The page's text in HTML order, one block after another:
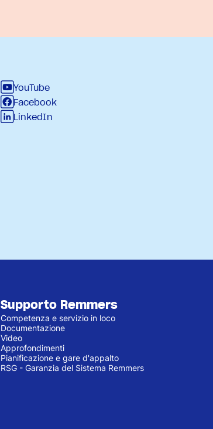
YouTube
Facebook
LinkedIn
Supporto Remmers
Competenza e servizio in loco
Documentazione
Video
Approfondimenti
Pianificazione e gare d'appalto
RSG - Garanzia del Sistema Remmers